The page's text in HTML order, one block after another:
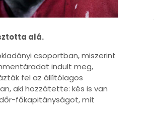
alá.
csoportban, miszerint
indult meg,
fel az állítólagos
aki hozzátette: kés is van
főkapitányságot, mit